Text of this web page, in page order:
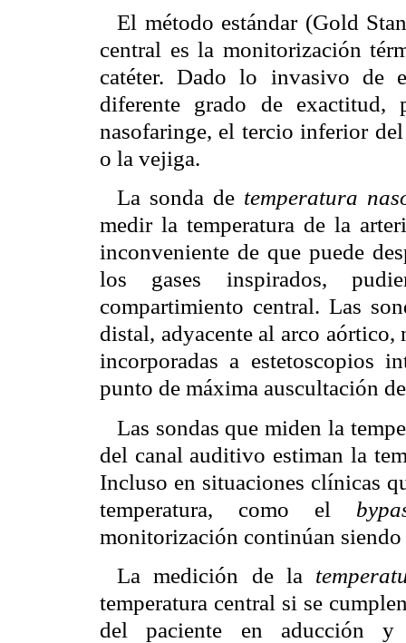
El método estándar (Gold
central es la monitorización
catéter. Dado lo invasivo de
diferente grado de exactitud,
nasofaringe, el tercio inferior
o la vejiga.
La sonda de temperatura
medir la temperatura de la
inconveniente de que puede
los gases inspirados,
compartimiento central. Las
distal, adyacente al arco aórtico,
incorporadas a estetoscopios
punto de máxima auscultación
Las sondas que miden la
del canal auditivo estiman la
Incluso en situaciones clínicas
temperatura, como el
monitorización continúan
La medición de la
temperatura central si se
del paciente en aducción